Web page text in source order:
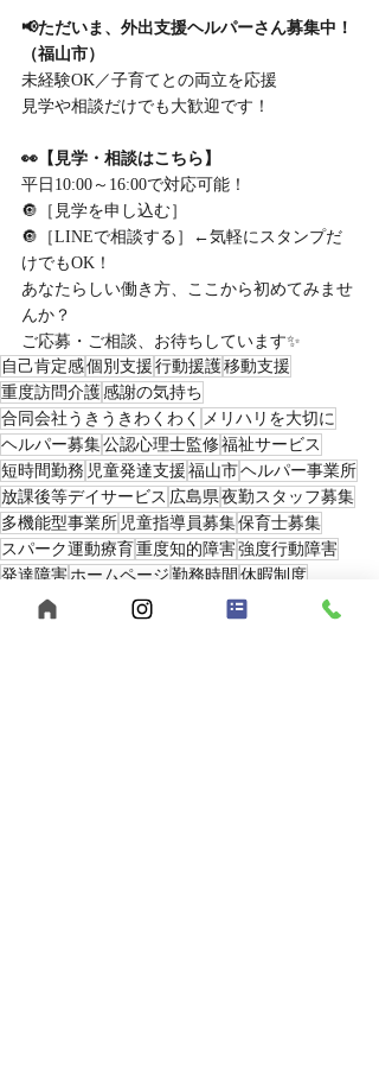
📢ただいま、外出支援ヘルパーさん募集中！
（福山市）
未経験OK／子育てとの両立を応援
見学や相談だけでも大歓迎です！
👀【見学・相談はこちら】
平日10:00～16:00で対応可能！
🔘［見学を申し込む］
🔘［LINEで相談する］←気軽にスタンプだ
けでもOK！
あなたらしい働き方、ここから初めてみませ
んか？
ご応募・ご相談、お待ちしています✨
自己肯定感個別支援 行動援護 移動支援
重度訪問介護 感謝の気持ち
合同会社うきうきわくわく メリハリを大切に
ヘルパー募集公認心理士監修福祉サービス
短時間勤務 児童発達支援 福山市ヘルパー事業所
放課後等デイサービス 広島県夜勤スタッフ募集
多機能型事業所 児童指導員募集保育士募集
スパーク運動療育 重度知的障害強度行動障害
発達障害 ホームページ 勤務時間 休暇制度
自分を高める
働ける環境